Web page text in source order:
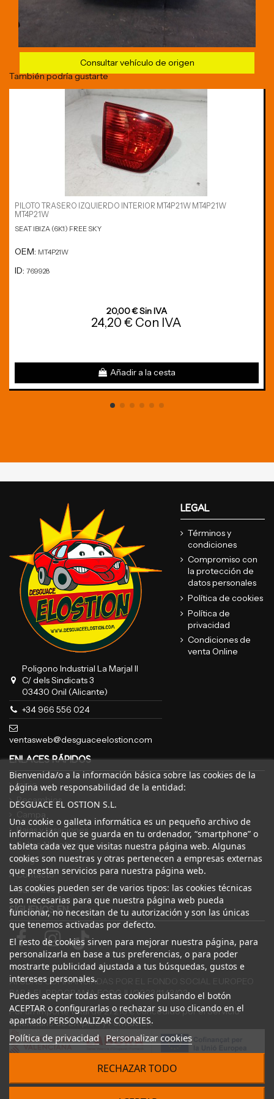
Consultar vehículo de origen
También podría gustarte
PILOTO TRASERO IZQUIERDO INTERIOR MT4P21W MT4P21W
MT4P21W
SEAT IBIZA (6K1) FREE SKY
OEM: MT4P21W
ID: 769928
20,00 € Sin IVA
24,20 € Con IVA
Añadir a la cesta
Poligono Industrial La Marjal II
C/ dels Sindicats 3
03430 Onil (Alicante)
+34 966 556 024
ventasweb@desguaceelostion.com
LEGAL
Términos y
condiciones
Compromiso con
la protección de
datos personales
Política de cookies
Política de
privacidad
Condiciones de
venta Online
ENLACES RÁPIDOS
Inicio
Recambios
Bajas y tasaciones
Sobre Nosotros
Blog
Contacto
Canal Ético
Bienvenida/o a la información básica sobre las cookies de la
página web responsabilidad de la entidad:
DESGUACE EL OSTION S.L.
Una cookie o galleta informática es un pequeño archivo de
información que se guarda en tu ordenador, “smartphone” o
tableta cada vez que visitas nuestra página web. Algunas
cookies son nuestras y otras pertenecen a empresas externas
que prestan servicios para nuestra página web.
Las cookies pueden ser de varios tipos: las cookies técnicas
son necesarias para que nuestra página web pueda
funcionar, no necesitan de tu autorización y son las únicas
que tenemos activadas por defecto.
El resto de cookies sirven para mejorar nuestra página, para
personalizarla en base a tus preferencias, o para poder
mostrarte publicidad ajustada a tus búsquedas, gustos e
intereses personales.
Puedes aceptar todas estas cookies pulsando el botón
ACEPTAR o configurarlas o rechazar su uso clicando en el
apartado PERSONALIZAR COOKIES.
Política de privacidad Personalizar cookies
RECHAZAR TODO
SÍGUENOS EN
AYUDAS COFINANCIADAS POR EL FONDO SOCIAL EUROPEO
PARA EL PROGRAMA ECOGJU/2023/1143/03
Por un importe total de 27.216 € concedido por el Servicio
Valenciano de Empleo y Formación.